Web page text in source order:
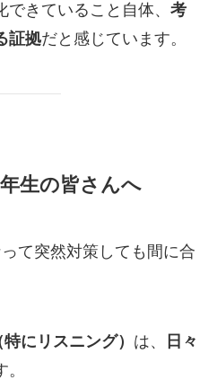
きていること自体、 考
証拠だと感じています。
生の皆さんへ
て突然対策しても間に合
にリスニング） は、
日々
。